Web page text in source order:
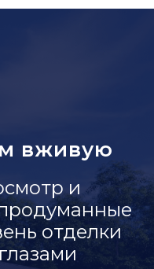
вживую
и
отделки